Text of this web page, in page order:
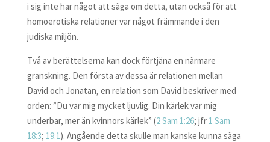
i sig inte har något att säga om detta, utan också för att
homoerotiska relationer var något främmande i den
judiska miljön.
Två av berättelserna kan dock förtjäna en närmare
granskning. Den första av dessa är relationen mellan
David och Jonatan, en relation som David beskriver med
orden: ”Du var mig mycket ljuvlig. Din kärlek var mig
underbar, mer än kvinnors kärlek” (2 Sam 1:26; jfr 1 Sam
18:3; 19:1). Angående detta skulle man kanske kunna säga